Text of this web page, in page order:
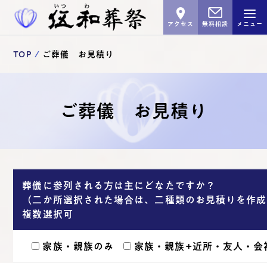
メニュー
無料相談
アクセス
TOP ご葬儀 お見積り
ご葬儀 お見積り
葬儀に参列される方は主にどなたですか？
（二か所選択された場合は、二種類のお見積りを作
複数選択可
家族・親族のみ 家族・親族+近所・友人・会